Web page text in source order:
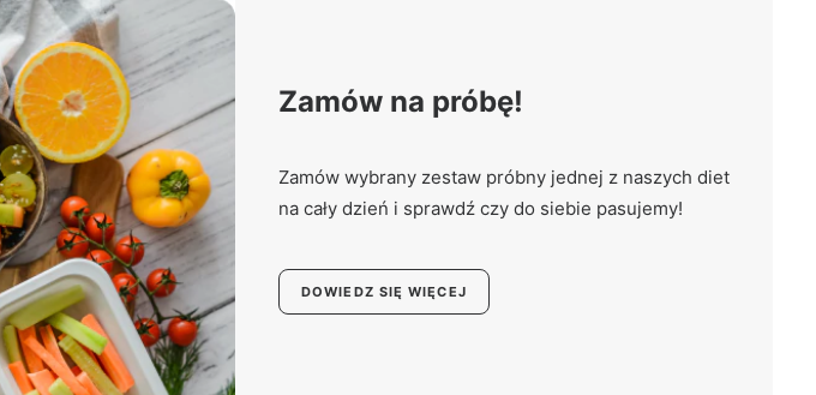
Zamów na próbę!
Zamów wybrany zestaw próbny jednej z naszych diet
na cały dzień i sprawdź czy do siebie pasujemy!
DOWIEDZ SIĘ WIĘCEJ